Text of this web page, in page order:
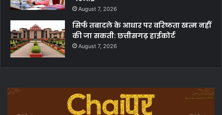
August 7, 2026
सिर्फ तबादले के आधार पर वरिष्ठता खत्म नहीं
की जा सकती: छत्तीसगढ़ हाईकोर्ट
August 7, 2026